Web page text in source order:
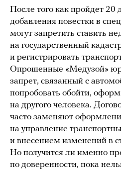
После того как пройдет 20
добавления повестки в
могут запретить ставить
на государственный
и регистрировать
Опрошенные «Медузой»
запрет, связанный с
попробовать обойти,
на другого человека.
часто заменяют
на управление
и внесением изменений в
Но получится ли именно
по доверенности, пока